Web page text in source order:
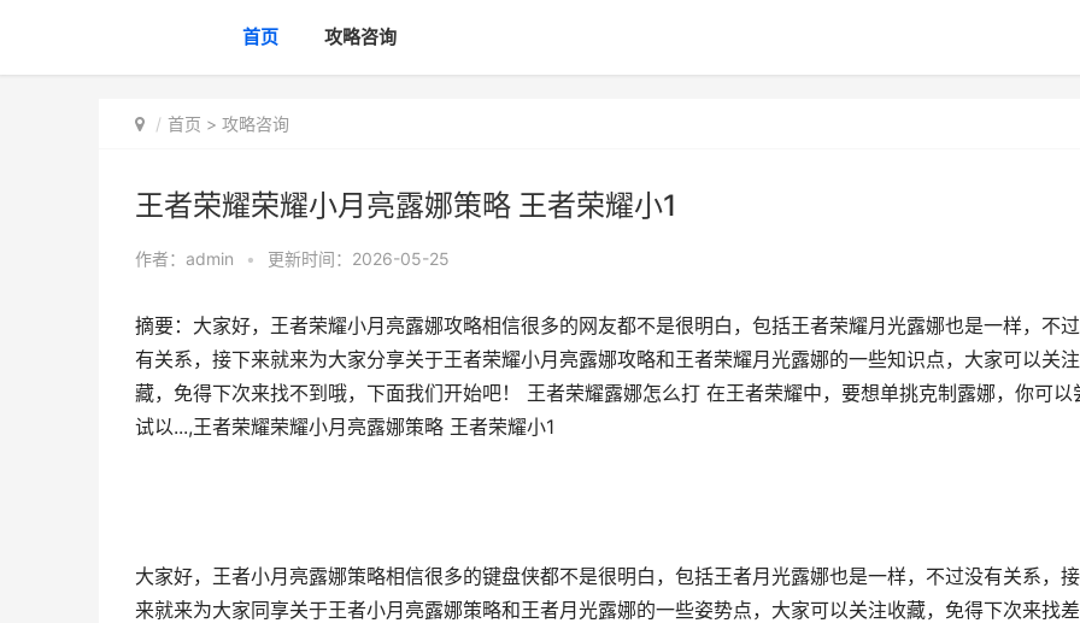
首页 攻略咨询
首页 > 攻略咨询
王者荣耀荣耀小月亮露娜策略 王者荣耀小1
作者： admin • 更新时间：2026-05-25
摘要：大家好，王者荣耀小月亮露娜攻略相信很多的网友都不是很明白，包括王者荣耀月光露娜也是一样，不
有关系，接下来就来为大家分享关于王者荣耀小月亮露娜攻略和王者荣耀月光露娜的一些知识点，大家可以关
藏，免得下次来找不到哦，下面我们开始吧！ 王者荣耀露娜怎么打 在王者荣耀中，要想单挑克制露娜，你可以
试以...,王者荣耀荣耀小月亮露娜策略 王者荣耀小1
大家好，王者小月亮露娜策略相信很多的键盘侠都不是很明白，包括王者月光露娜也是一样，不过没有关系，
来就来为大家同享关于王者小月亮露娜策略和王者月光露娜的一些姿势点，大家可以关注收藏，免得下次来找